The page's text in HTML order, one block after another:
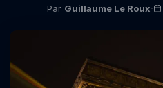
Par Guillaume Le Roux·